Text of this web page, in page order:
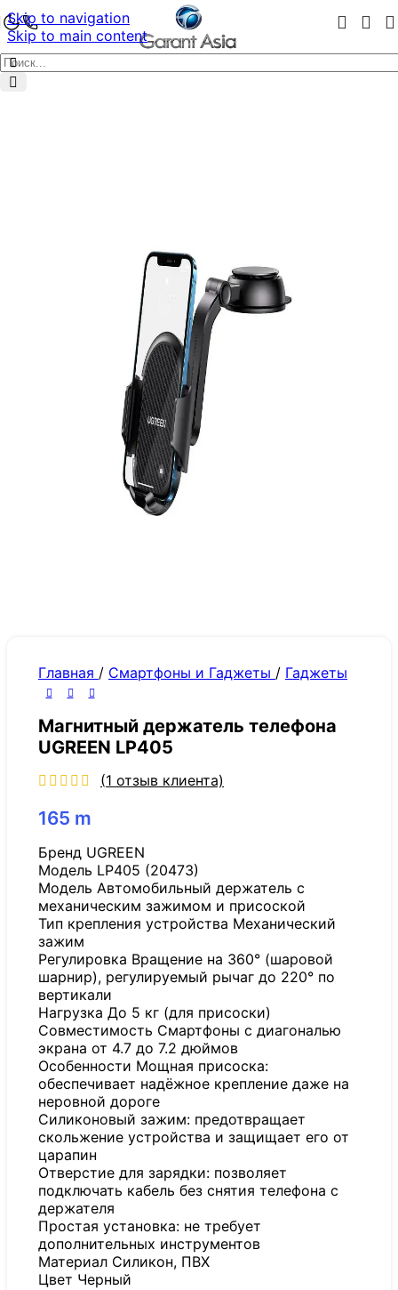
Skip to navigation
Skip to main content
Главная / Смартфоны и Гаджеты / Гаджеты
Магнитный держатель телефона
UGREEN LP405
(1 отзыв клиента)
165 m
Бренд UGREEN
Модель LP405 (20473)
Модель Автомобильный держатель с
механическим зажимом и присоской
Тип крепления устройства Механический
зажим
Регулировка Вращение на 360° (шаровой
шарнир), регулируемый рычаг до 220° по
вертикали
Нагрузка До 5 кг (для присоски)
Совместимость Смартфоны с диагональю
экрана от 4.7 до 7.2 дюймов
Особенности Мощная присоска:
обеспечивает надёжное крепление даже на
неровной дороге
Силиконовый зажим: предотвращает
скольжение устройства и защищает его от
царапин
Отверстие для зарядки: позволяет
подключать кабель без снятия телефона с
держателя
Простая установка: не требует
дополнительных инструментов
Материал Силикон, ПВХ
Цвет Черный